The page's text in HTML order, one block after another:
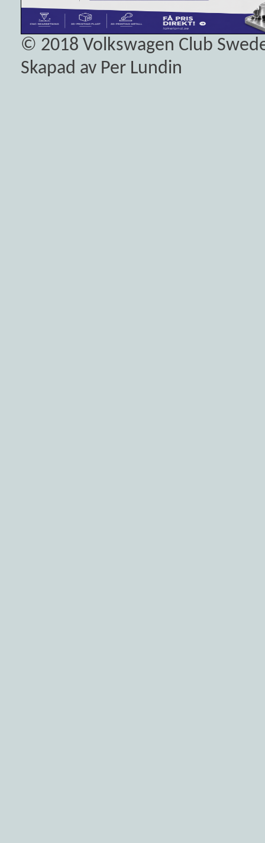
© 2018 Volkswagen Club
Skapad av Per Lundin